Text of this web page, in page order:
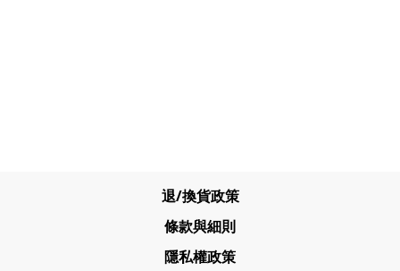
退/換貨政策
條款與細則
隱私權政策